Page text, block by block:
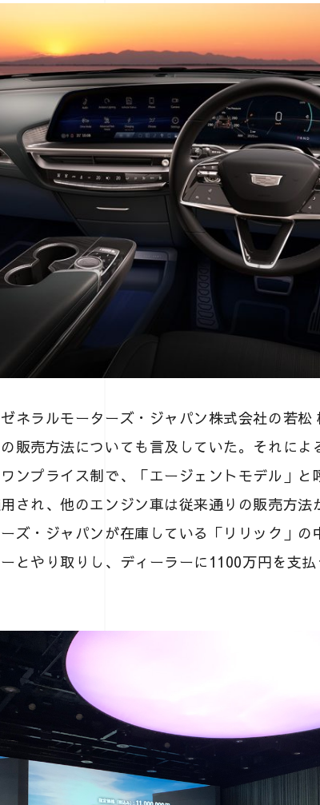
ネラルモーターズ・ジャパン株式会社の若松
の販売方法についても言及していた。それに
ンプライス制で、「エージェントモデル」と
され、他のエンジン車は従来通りの販売方法
ズ・ジャパンが在庫している「リリック」の
とやり取りし、ディーラーに1100万円を支